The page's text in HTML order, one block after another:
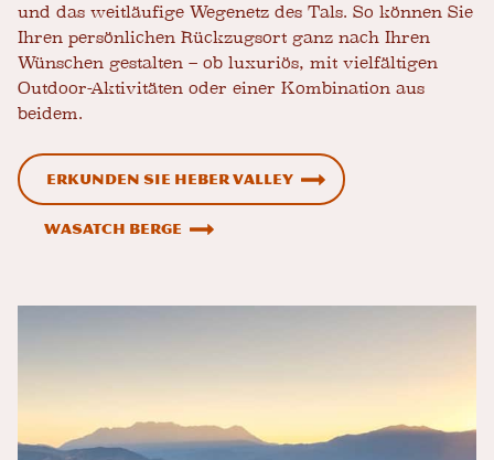
und das weitläufige Wegenetz des Tals. So können Sie
Ihren persönlichen Rückzugsort ganz nach Ihren
Wünschen gestalten – ob luxuriös, mit vielfältigen
Outdoor-Aktivitäten oder einer Kombination aus
beidem.
Erkunden Sie Heber Valley
Wasatch Berge